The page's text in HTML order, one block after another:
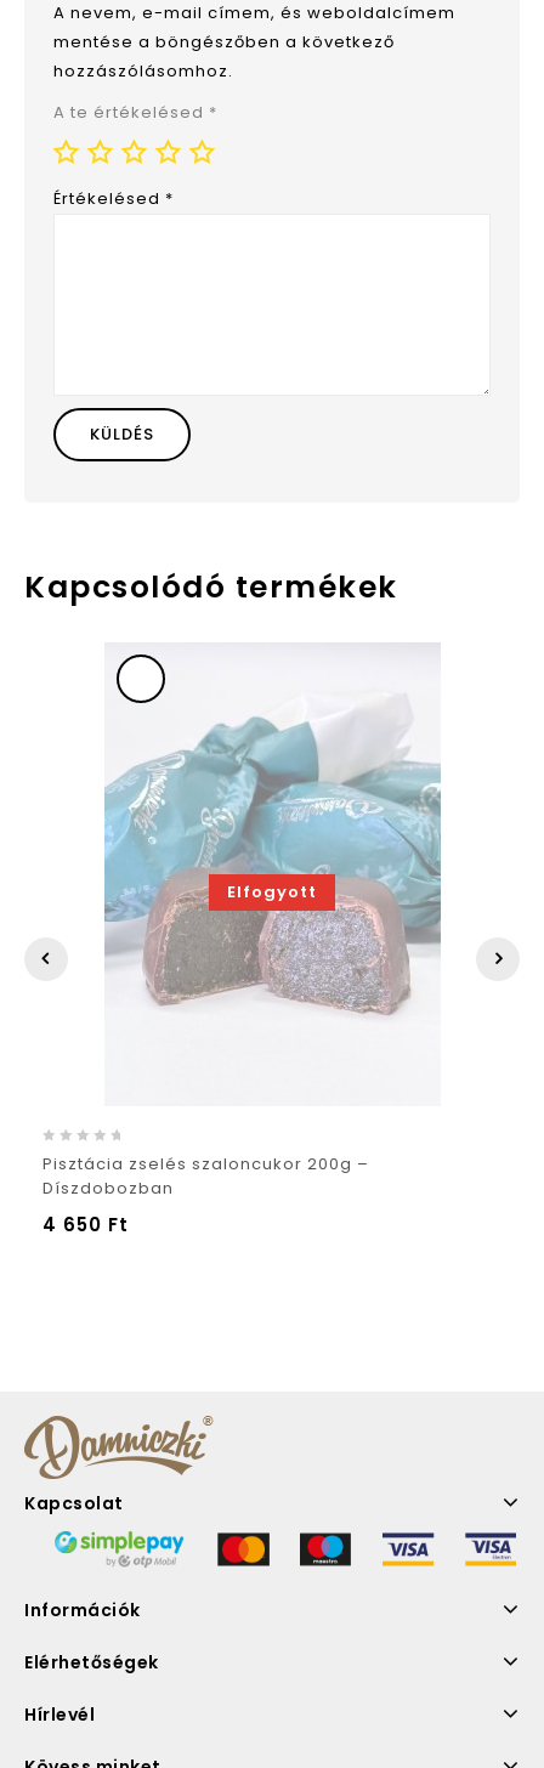
A nevem, e-mail címem, és weboldalcímem
mentése a böngészőben a következő
hozzászólásomhoz.
A te értékelésed *
Értékelésed *
Kapcsolódó termékek
Elfogyott
of
5
Pisztácia zselés szaloncukor 200g –
Díszdobozban
4 650 Ft
Kapcsolat
Információk
Elérhetőségek
Hírlevél